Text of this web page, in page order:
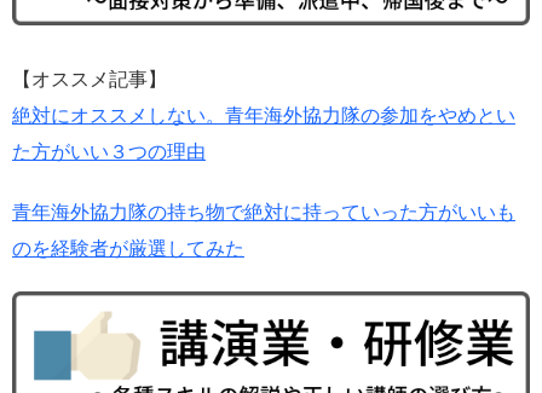
【オススメ記事】
絶対にオススメしない。青年海外協力隊の参加をやめとい
た方がいい３つの理由
青年海外協力隊の持ち物で絶対に持っていった方がいいも
のを経験者が厳選してみた